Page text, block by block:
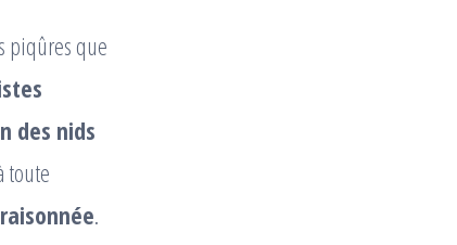
piqûres que
des nids
toute
.